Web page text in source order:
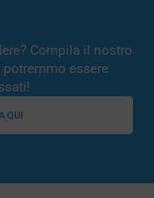
Compila il nostro
essere
QUI